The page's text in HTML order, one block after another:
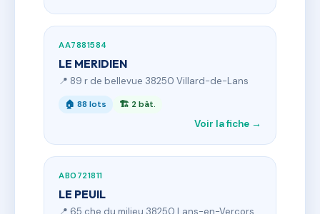
AA7881584
LE MERIDIEN
📍 89 r de bellevue 38250 Villard-de-Lans
🏠 88 lots 🏗 2 bât.
Voir la fiche →
AB0721811
LE PEUIL
📍 65 che du milieu 38250 Lans-en-Vercors